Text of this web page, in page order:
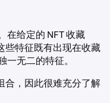
在给定的 NFT 收藏
些特征既有出现在收藏
一无二的特征。
合，因此很难充分了解